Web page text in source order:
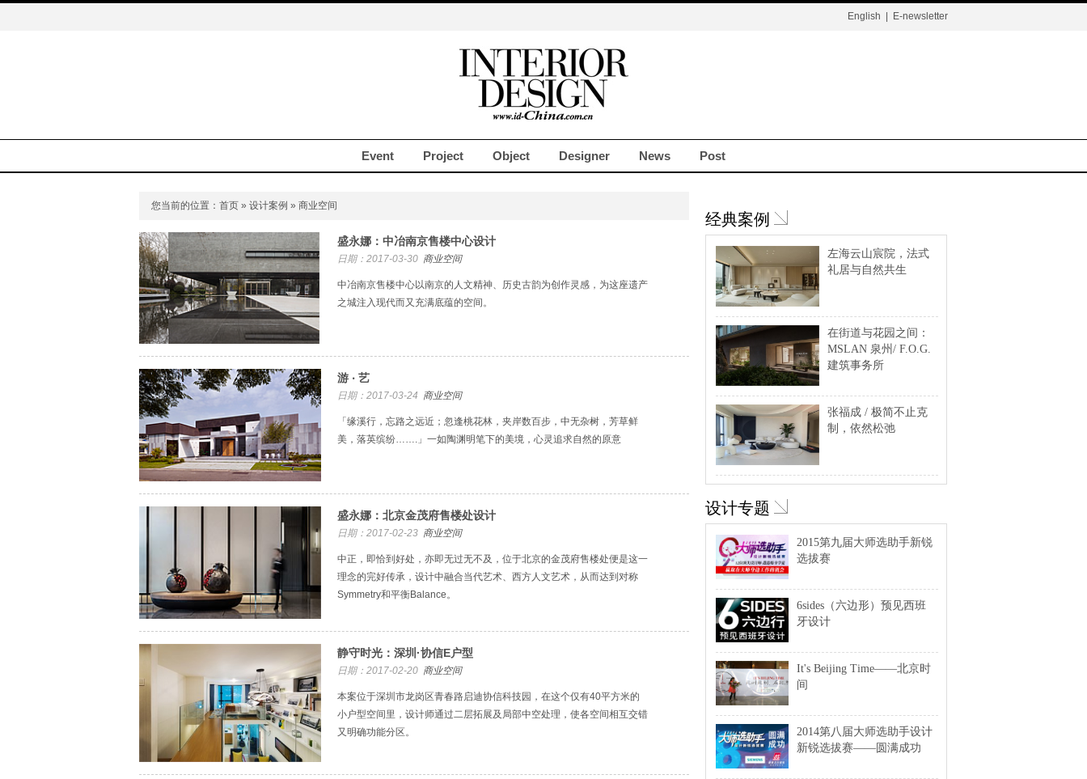
English E-newsletter
Event Project Object Designer News Post
您当前的位置： 首页 » 设计案例 » 商业空间
盛永娜：中冶南京售楼中心设计
日期：2017-03-30 商业空间
中冶南京售楼中心以南京的人文精神、历史古韵为创作灵感，为这座遗产
之城注入现代而又充满底蕴的空间。
游 ‧ 艺
日期：2017-03-24 商业空间
「缘溪行，忘路之远近；忽逢桃花林，夹岸数百步，中无杂树，芳草鲜
美，落英缤纷…….」一如陶渊明笔下的美境，心灵追求自然的原意
盛永娜：北京金茂府售楼处设计
日期：2017-02-23 商业空间
中正，即恰到好处，亦即无过无不及，位于北京的金茂府售楼处便是这一
理念的完好传承，设计中融合当代艺术、西方人文艺术，从而达到对称
Symmetry和平衡Balance。
静守时光：深圳·协信E户型
日期：2017-02-20 商业空间
本案位于深圳市龙岗区青春路启迪协信科技园，在这个仅有40平方米的
小户型空间里，设计师通过二层拓展及局部中空处理，使各空间相互交错
又明确功能分区。
经典案例
左海云山宸院，法式
礼居与自然共生
在街道与花园之间：
MSLAN 泉州/ F.O.G.
建筑事务所
张福成 / 极简不止克
制，依然松弛
设计专题
2015第九届大师选助手新锐
选拔赛
6sides（六边形）预见西班
牙设计
It's Beijing Time——北京时
间
2014第八届大师选助手设计
新锐选拔赛——圆满成功